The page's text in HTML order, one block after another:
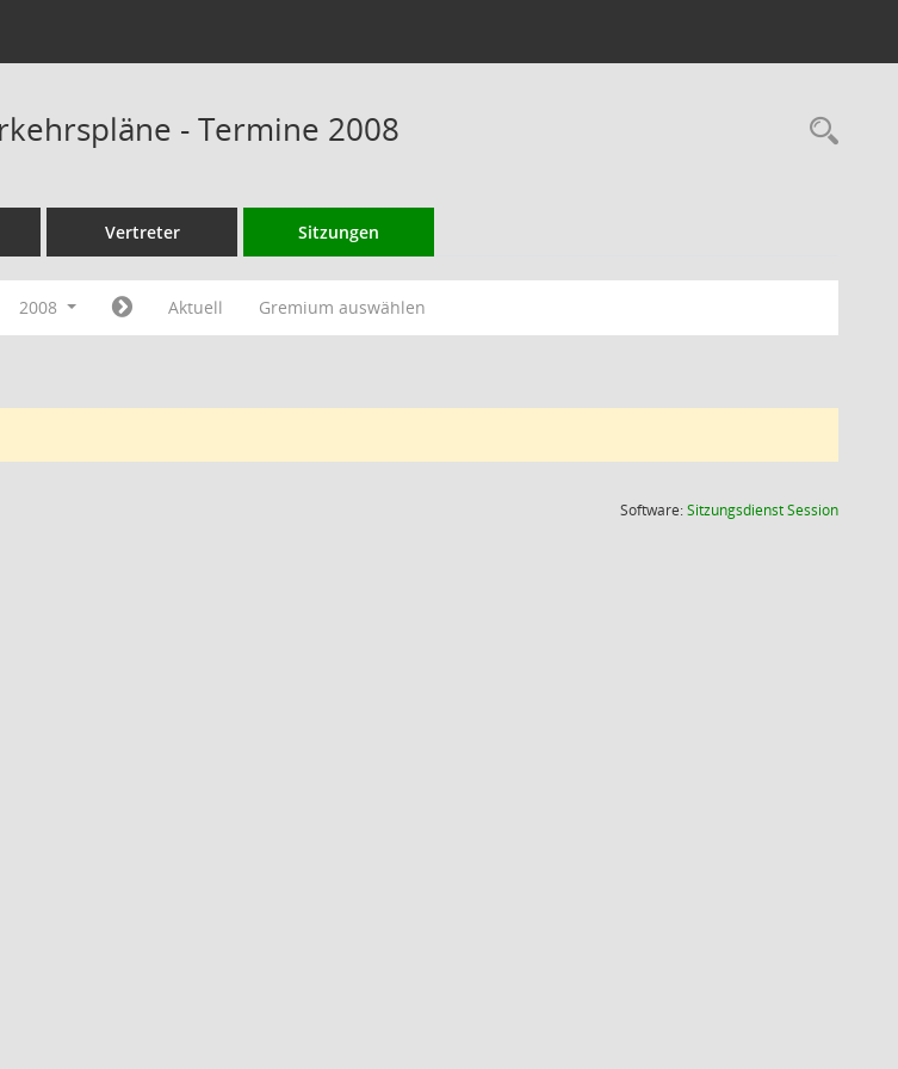
- Termine 2008
Vertreter Sitzungen
2008 Aktuell Gremium auswählen
Software:SitzungsdienstSession(Wird in